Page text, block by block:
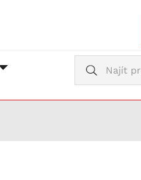
JAK NAKUPOVAT